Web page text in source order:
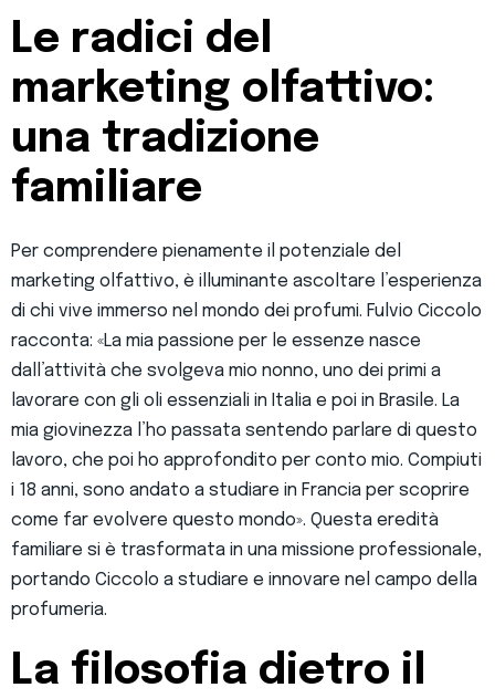
Le radici del
marketing olfattivo:
una tradizione
familiare
Per comprendere pienamente il potenziale del
marketing olfattivo, è illuminante ascoltare l’esperienza
di chi vive immerso nel mondo dei profumi. Fulvio Ciccolo
racconta: «La mia passione per le essenze nasce
dall’attività che svolgeva mio nonno, uno dei primi a
lavorare con gli oli essenziali in Italia e poi in Brasile. La
mia giovinezza l’ho passata sentendo parlare di questo
lavoro, che poi ho approfondito per conto mio. Compiuti
i 18 anni, sono andato a studiare in Francia per scoprire
come far evolvere questo mondo». Questa eredità
familiare si è trasformata in una missione professionale,
portando Ciccolo a studiare e innovare nel campo della
profumeria.
La filosofia dietro il